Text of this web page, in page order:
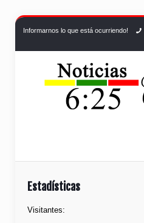
Informarnos lo que está ocurriendo!
Estadísticas
Visitantes: